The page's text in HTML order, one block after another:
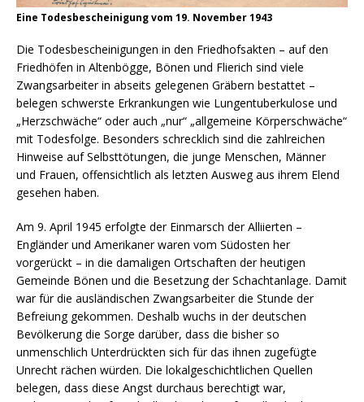
Eine Todesbescheinigung vom 19. November 1943
Die Todesbescheinigungen in den Friedhofsakten – auf den
Friedhöfen in Altenbögge, Bönen und Flierich sind viele
Zwangsarbeiter in abseits gelegenen Gräbern bestattet –
belegen schwerste Erkrankungen wie Lungentuberkulose und
„Herzschwäche“ oder auch „nur“ „allgemeine Körperschwäche“
mit Todesfolge. Besonders schrecklich sind die zahlreichen
Hinweise auf Selbsttötungen, die junge Menschen, Männer
und Frauen, offensichtlich als letzten Ausweg aus ihrem Elend
gesehen haben.
Am 9. April 1945 erfolgte der Einmarsch der Alliierten –
Engländer und Amerikaner waren vom Südosten her
vorgerückt – in die damaligen Ortschaften der heutigen
Gemeinde Bönen und die Besetzung der Schachtanlage. Damit
war für die ausländischen Zwangsarbeiter die Stunde der
Befreiung gekommen. Deshalb wuchs in der deutschen
Bevölkerung die Sorge darüber, dass die bisher so
unmenschlich Unterdrückten sich für das ihnen zugefügte
Unrecht rächen würden. Die lokalgeschichtlichen Quellen
belegen, dass diese Angst durchaus berechtigt war,